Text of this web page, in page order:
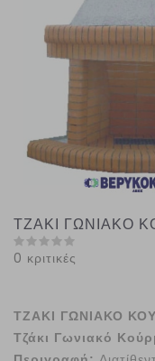
ΤΖΑΚΙ ΓΩΝΙΑΚΟ
0 κριτικές
ΤΖΑΚΙ ΓΩΝΙΑΚΟ
Τζάκι Γωνιακό